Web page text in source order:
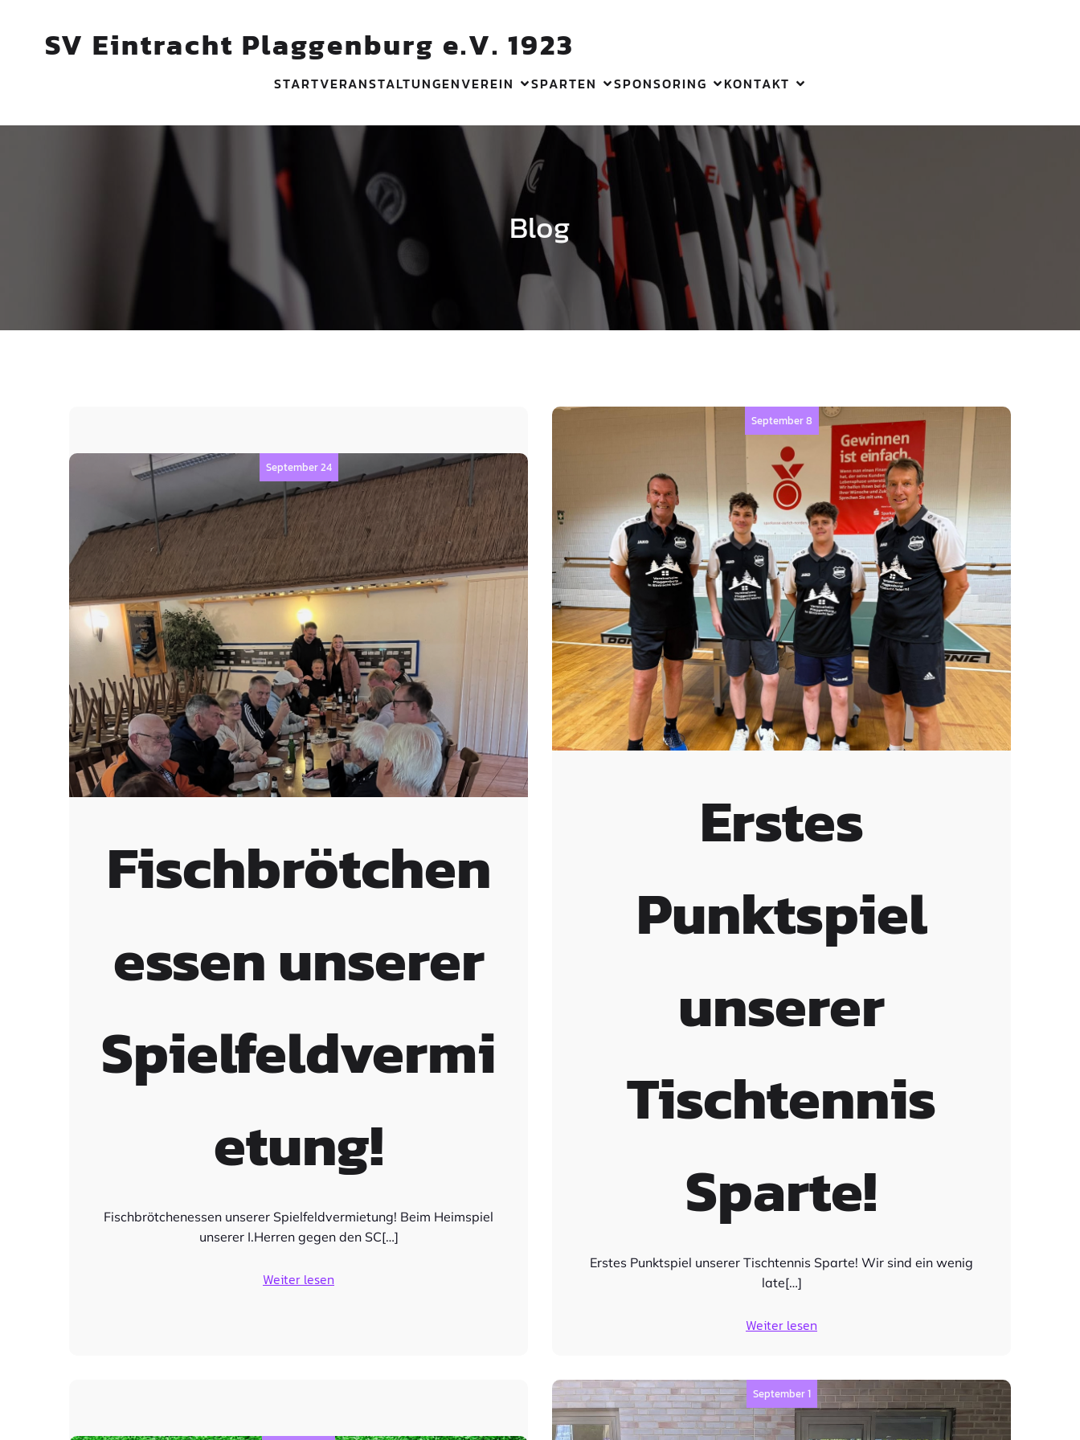
SV Eintracht Plaggenburg e.V. 1923
STARTVERANSTALTUNGENVEREIN SPARTEN SPONSORING KONTAKT
Blog
September 24
Fischbrötchen
essen unserer
Spielfeldvermi
etung!
Fischbrötchenessen unserer Spielfeldvermietung! Beim Heimspiel
unserer I.Herren gegen den SC[…]
Weiter lesen
September 8
Erstes
Punktspiel
unserer
Tischtennis
Sparte!
Erstes Punktspiel unserer Tischtennis Sparte! Wir sind ein wenig
late[…]
Weiter lesen
September 1